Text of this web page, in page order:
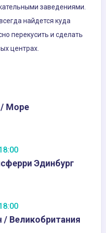
заведениями.
найдется куда
перекусить и сделать
центрах.
Море
Эдинбург
/ Великобритания